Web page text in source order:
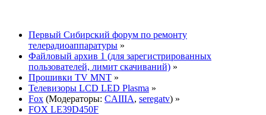
Первый Сибирский форум по ремонту
телерадиоаппаратуры »
Файловый архив 1 (для зарегистрированных
пользователей, лимит скачиваний) »
Прошивки TV MNT »
Телевизоры LCD LED Plasma »
Fox (Модераторы: CAIIIA, seregatv) »
FOX LE39D450F